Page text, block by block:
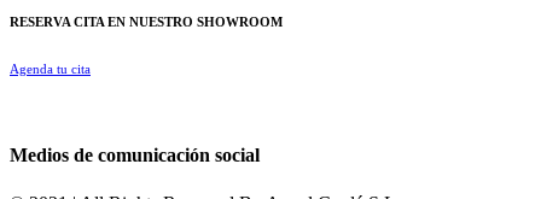
RESERVA CITA EN NUESTRO SHOWROOM
Agenda tu cita
Medios de comunicación social